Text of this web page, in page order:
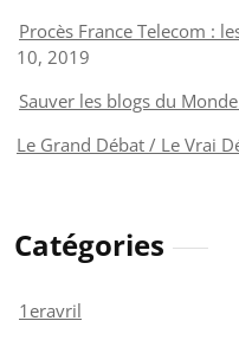
Procès France Telecom :
10, 2019
Sauver les blogs du
Le Grand Débat / Le Vrai
Catégories
1eravril